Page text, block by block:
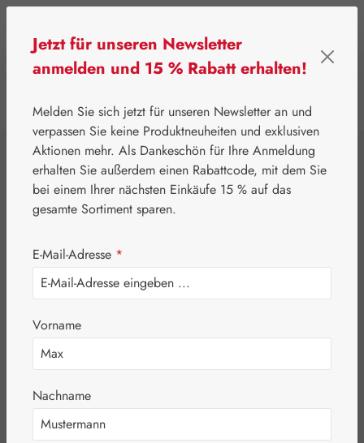
⌂ Gall Pharma Coenzym Q-10
Coenzym Q-10 15
mg GPH Kapseln
Bildergalerie überspringen
Jetzt für unseren Newsletter
anmelden und 15 % Rabatt erhalten!
Melden Sie sich jetzt für unseren Newsletter an und
verpassen Sie keine Produktneuheiten und exklusiven
Aktionen mehr. Als Dankeschön für Ihre Anmeldung
erhalten Sie außerdem einen Rabattcode, mit dem Sie
bei einem Ihrer nächsten Einkäufe 15 % auf das
gesamte Sortiment sparen.
E-Mail-Adresse *
Vorname
Nachname